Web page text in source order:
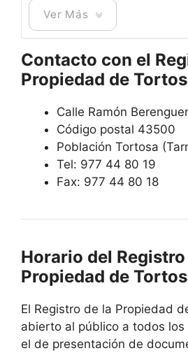
Ver Más
Contacto con el
Propiedad de
Calle Ramón
Código postal 43500
Población Tortosa
Tel: 977 44 80 19
Fax: 977 44 80 18
Horario del
Propiedad de
El Registro de la Propiedad
abierto al público a todos
el de presentación de